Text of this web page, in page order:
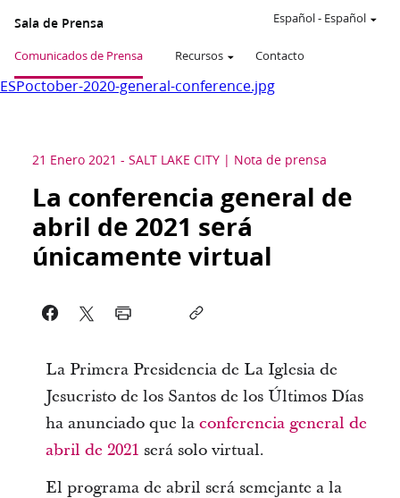
Sala de Prensa
Comunicados de Prensa Recursos Contacto
Español- Español
ESPoctober-2020-general-conference.jpg
21 Enero 2021 - SALT LAKE CITY Nota de prensa
La conferencia general de
abril de 2021 será
únicamente virtual
La Primera Presidencia de La Iglesia de
Jesucristo de los Santos de los Últimos Días
ha anunciado que la conferencia general de
abril de 2021 será solo virtual.
El programa de abril será semejante a la